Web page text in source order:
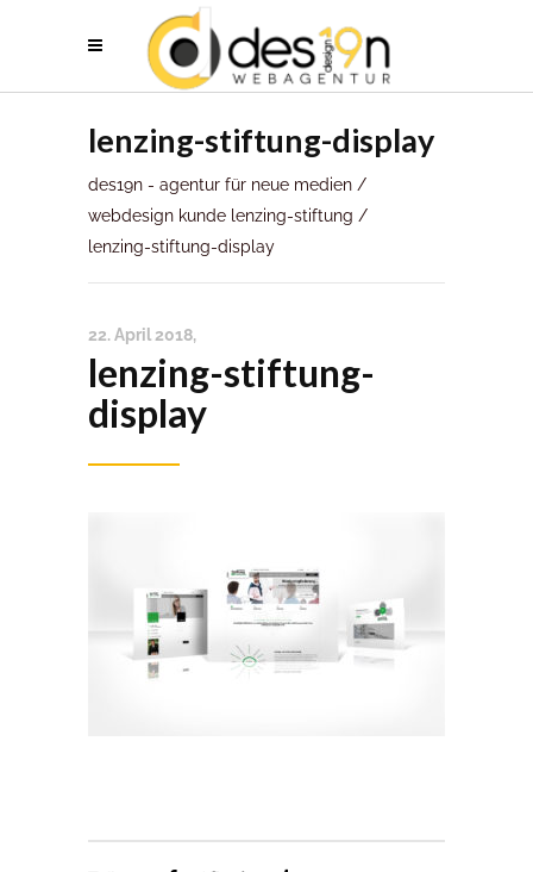
lenzing-stiftung-display
des19n - agentur für neue medien /
webdesign kunde lenzing-stiftung /
lenzing-stiftung-display
22. April 2018
lenzing-stiftung-
display